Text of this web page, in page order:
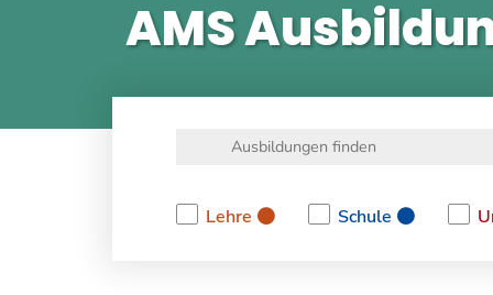
AMS
Lehre
Schule